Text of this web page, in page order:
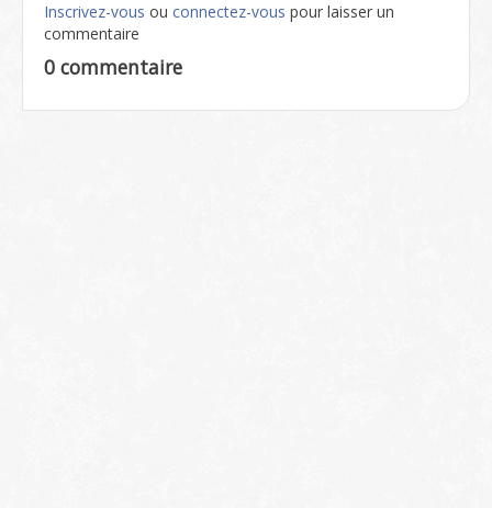
Inscrivez-vous ou connectez-vous pour laisser un
commentaire
0 commentaire